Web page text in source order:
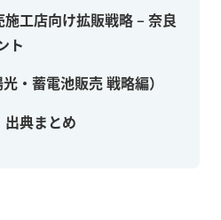
工店向け拡販戦略 – 奈良
ト
・蓄電池販売 戦略編）
出典まとめ